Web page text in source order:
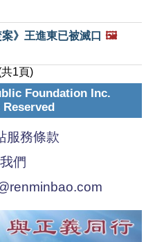
》王進東已被滅口 🖼️
1頁)
Foundation Inc.
服務條款
們